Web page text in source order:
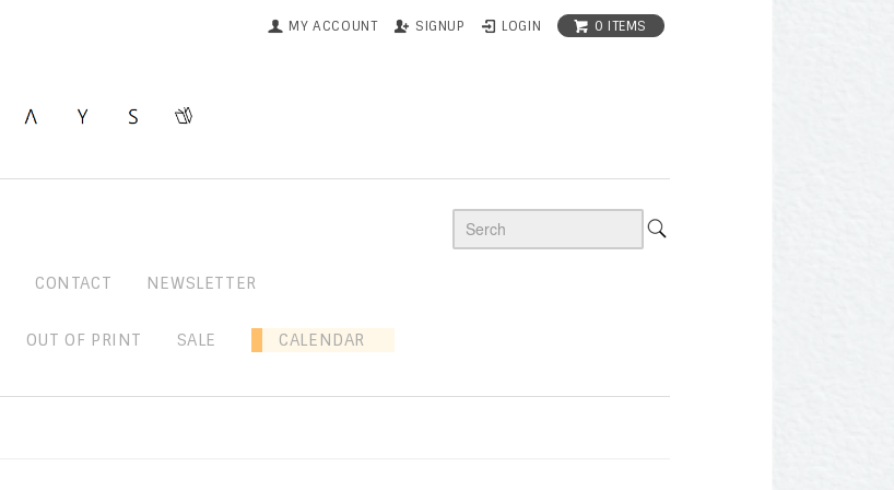
MY ACCOUNT SIGNUP LOGIN 0 ITEMS
CONTACT NEWSLETTER
OUT OF PRINT SALE CALENDAR